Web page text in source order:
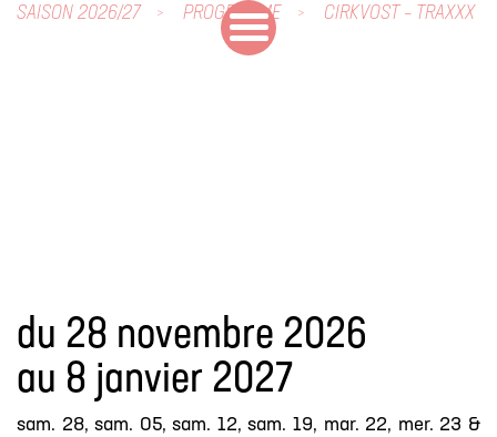
SAISON 2026/27 PROGRAMME CIRKVOST – TRAXXX
du 28 novembre 2026
au 8 janvier 2027
sam. 28, sam. 05, sam. 12, sam. 19, mar. 22, mer. 23 &